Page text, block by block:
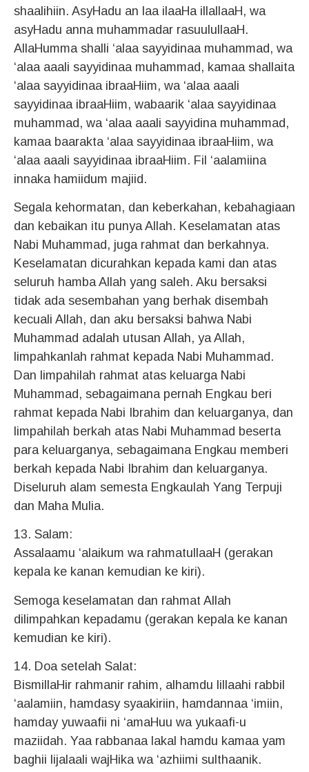
shaalihiin. AsyHadu an laa ilaaHa illallaaH, wa
asyHadu anna muhammadar rasuulullaaH.
AllaHumma shalli ‘alaa sayyidinaa muhammad, wa
‘alaa aaali sayyidinaa muhammad, kamaa shallaita
‘alaa sayyidinaa ibraaHiim, wa ‘alaa aaali
sayyidinaa ibraaHiim, wabaarik ‘alaa sayyidinaa
muhammad, wa ‘alaa aaali sayyidina muhammad,
kamaa baarakta ‘alaa sayyidinaa ibraaHiim, wa
‘alaa aaali sayyidinaa ibraaHiim. Fil ‘aalamiina
innaka hamiidum majiid.
Segala kehormatan, dan keberkahan, kebahagiaan
dan kebaikan itu punya Allah. Keselamatan atas
Nabi Muhammad, juga rahmat dan berkahnya.
Keselamatan dicurahkan kepada kami dan atas
seluruh hamba Allah yang saleh. Aku bersaksi
tidak ada sesembahan yang berhak disembah
kecuali Allah, dan aku bersaksi bahwa Nabi
Muhammad adalah utusan Allah, ya Allah,
limpahkanlah rahmat kepada Nabi Muhammad.
Dan limpahilah rahmat atas keluarga Nabi
Muhammad, sebagaimana pernah Engkau beri
rahmat kepada Nabi Ibrahim dan keluarganya, dan
limpahilah berkah atas Nabi Muhammad beserta
para keluarganya, sebagaimana Engkau memberi
berkah kepada Nabi Ibrahim dan keluarganya.
Diseluruh alam semesta Engkaulah Yang Terpuji
dan Maha Mulia.
13. Salam:
Assalaamu ‘alaikum wa rahmatullaaH (gerakan
kepala ke kanan kemudian ke kiri).
Semoga keselamatan dan rahmat Allah
dilimpahkan kepadamu (gerakan kepala ke kanan
kemudian ke kiri).
14. Doa setelah Salat:
BismillaHir rahmanir rahim, alhamdu lillaahi rabbil
‘aalamiin, hamdasy syaakiriin, hamdannaa ‘imiin,
hamday yuwaafii ni ‘amaHuu wa yukaafi-u
maziidah. Yaa rabbanaa lakal hamdu kamaa yam
baghii lijalaali wajHika wa ‘azhiimi sulthaanik.